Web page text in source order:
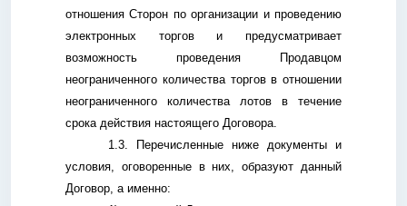
отношения Сторон по организации и проведению
электронных торгов и предусматривает
возможность проведения Продавцом
неограниченного количества торгов в отношении
неограниченного количества лотов в течение
срока действия настоящего Договора.
1.3. Перечисленные ниже документы и
условия, оговоренные в них, образуют данный
Договор, а именно: